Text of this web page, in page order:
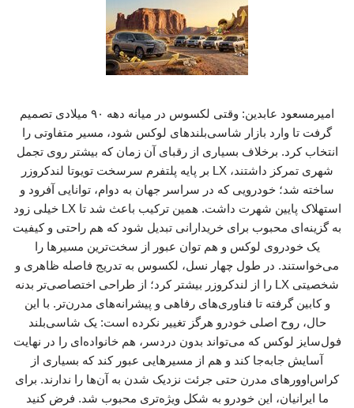
امیرمسعود عابدین: وقتی لکسوس در میانه دهه ۹۰ میلادی تصمیم
گرفت تا وارد بازار شاسی‌بلندهای لوکس شود، مسیر متفاوتی را
انتخاب کرد. برخلاف بسیاری از رقبای آن زمان که بیشتر روی تجمل
شهری تمرکز داشتند، LX بر پایه پلتفرم سرسخت تویوتا لندکروزر
ساخته شد؛ خودرویی که در سراسر جهان به دوام، توانایی آفرود و
استهلاک پایین شهرت داشت. همین ترکیب باعث شد تا LX خیلی زود
به گزینه‌ای محبوب برای خریدارانی تبدیل شود که هم راحتی و کیفیت
یک خودروی لوکس و هم توان عبور از سخت‌ترین مسیرها را
می‌خواستند. در طول چهار نسل، لکسوس به تدریج فاصله ظاهری و
شخصیتی LX را از لندکروزر بیشتر کرد؛ از طراحی اختصاصی‌تر بدنه
و کابین گرفته تا فناوری‌های رفاهی و پیشرانه‌های مدرن‌تر. با این
حال، روح اصلی خودرو هرگز تغییر نکرده است: یک شاسی‌بلند
فول‌سایز لوکس که می‌تواند بدون دردسر، هم خانواده‌ای را در نهایت
آسایش جابه‌جا کند و هم از مسیرهایی عبور کند که بسیاری از
کراس‌اوورهای مدرن حتی جرئت نزدیک شدن به آن‌ها را ندارند. برای
ما ایرانیان، این خودرو به شکل ویژه‌تری محبوب شد. فرض کنید